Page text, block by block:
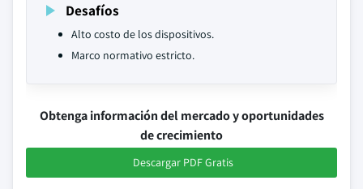
Desafíos
Alto costo de los dispositivos.
Marco normativo estricto.
Obtenga información del mercado y oportunidades
de crecimiento
Descargar PDF Gratis